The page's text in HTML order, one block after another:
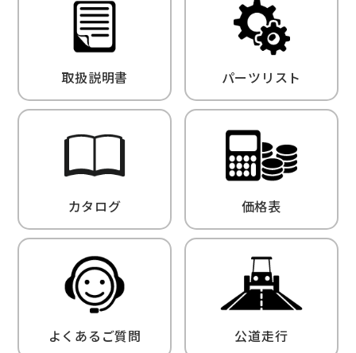
取扱説明書 パーツリスト
カタログ 価格表
よくあるご質問 公道走行